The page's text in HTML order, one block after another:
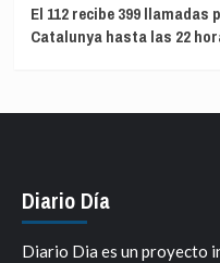
El 112 recibe 399
Catalunya hasta las 22
Diario Día
Diario Dia es un proyecto